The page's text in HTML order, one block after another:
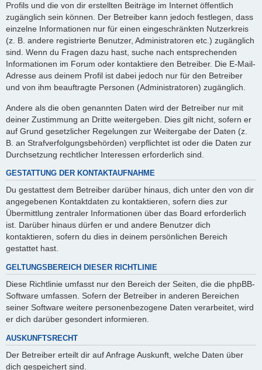
Profils und die von dir erstellten Beiträge im Internet öffentlich
zugänglich sein können. Der Betreiber kann jedoch festlegen, dass
einzelne Informationen nur für einen eingeschränkten Nutzerkreis
(z. B. andere registrierte Benutzer, Administratoren etc.) zugänglich
sind. Wenn du Fragen dazu hast, suche nach entsprechenden
Informationen im Forum oder kontaktiere den Betreiber. Die E-Mail-
Adresse aus deinem Profil ist dabei jedoch nur für den Betreiber
und von ihm beauftragte Personen (Administratoren) zugänglich.
Andere als die oben genannten Daten wird der Betreiber nur mit
deiner Zustimmung an Dritte weitergeben. Dies gilt nicht, sofern er
auf Grund gesetzlicher Regelungen zur Weitergabe der Daten (z.
B. an Strafverfolgungsbehörden) verpflichtet ist oder die Daten zur
Durchsetzung rechtlicher Interessen erforderlich sind.
GESTATTUNG DER KONTAKTAUFNAHME
Du gestattest dem Betreiber darüber hinaus, dich unter den von dir
angegebenen Kontaktdaten zu kontaktieren, sofern dies zur
Übermittlung zentraler Informationen über das Board erforderlich
ist. Darüber hinaus dürfen er und andere Benutzer dich
kontaktieren, sofern du dies in deinem persönlichen Bereich
gestattet hast.
GELTUNGSBEREICH DIESER RICHTLINIE
Diese Richtlinie umfasst nur den Bereich der Seiten, die die phpBB-
Software umfassen. Sofern der Betreiber in anderen Bereichen
seiner Software weitere personenbezogene Daten verarbeitet, wird
er dich darüber gesondert informieren.
AUSKUNFTSRECHT
Der Betreiber erteilt dir auf Anfrage Auskunft, welche Daten über
dich gespeichert sind.